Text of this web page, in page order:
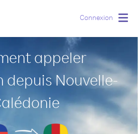
Connexion
appeler
depuis Nouvelle-